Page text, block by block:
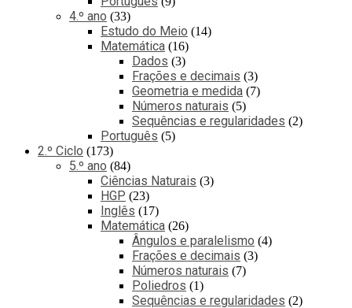
4.º ano 33
Estudo do Meio 14
Matemática 16
Dados 3
Frações e decimais 3
Geometria e medida 7
Números naturais 5
Sequências e regularidades 2
Português 5
2.º Ciclo 173
5.º ano 84
Ciências Naturais 3
HGP 23
Inglês 17
Matemática 26
Ângulos e paralelismo 4
Frações e decimais 3
Números naturais 7
Poliedros 1
Sequências e regularidades 2